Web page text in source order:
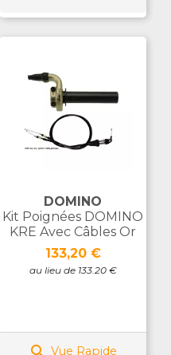
DOMINO
Kit Poignées DOMINO
KRE Avec Câbles Or
Prix
133,20 €
au lieu de 133.20 €
Vue Rapide